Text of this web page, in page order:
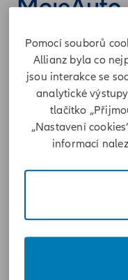
MojeAuto
Váš
pojištění, a to
nabízí
Pomocí souborů
Allianz byla co
jsou interakce se
analytické
tlačítko
„Nastavení
informací